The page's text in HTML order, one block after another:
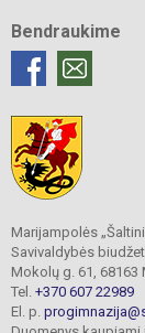
Bendraukime
Marijampolės
Savivaldybės
Mokolų g. 61, 68163
Tel. +370 607 22989
El. p.